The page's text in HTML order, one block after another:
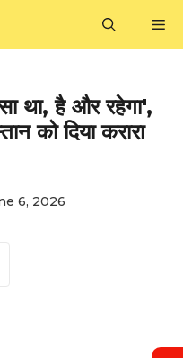
था, है और रहेगा',
को दिया करारा
6, 2026